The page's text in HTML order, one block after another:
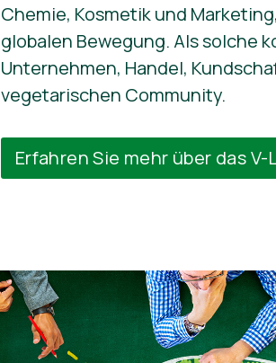
Chemie, Kosmetik und
globalen Bewegung. Als solche
Unternehmen, Handel,
vegetarischen Community.
Erfahren Sie mehr über das V-